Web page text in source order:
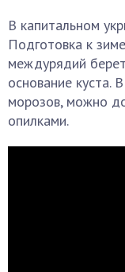
В капитальном
Подготовка к
междурядий
основание куста.
морозов, можно
опилками.